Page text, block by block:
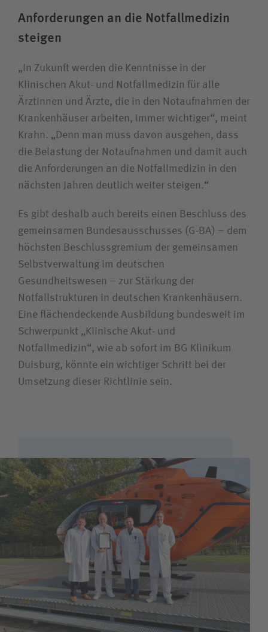
Anforderungen an die Notfallmedizin
steigen
„In Zukunft werden die Kenntnisse in der
Klinischen Akut- und Notfallmedizin für alle
Ärztinnen und Ärzte, die in den Notaufnahmen der
Krankenhäuser arbeiten, immer wichtiger“, meint
Krahn. „Denn man muss davon ausgehen, dass
die Belastung der Notaufnahmen und damit auch
die Anforderungen an die Notfallmedizin in den
nächsten Jahren deutlich weiter steigen.“
Es gibt deshalb auch bereits einen Beschluss des
gemeinsamen Bundesausschusses (G-BA) – dem
höchsten Beschlussgremium der gemeinsamen
Selbstverwaltung im deutschen
Gesundheitswesen – zur Stärkung der
Notfallstrukturen in deutschen Krankenhäusern.
Eine flächendeckende Ausbildung bundesweit im
Schwerpunkt „Klinische Akut- und
Notfallmedizin“, wie ab sofort im BG Klinikum
Duisburg, könnte ein wichtiger Schritt bei der
Umsetzung dieser Richtlinie sein.